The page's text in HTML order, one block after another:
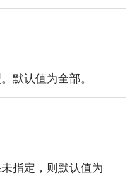
默认值为全部。
指定，则默认值为